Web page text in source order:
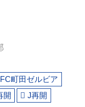
FC町田ゼルビア
開
J再開